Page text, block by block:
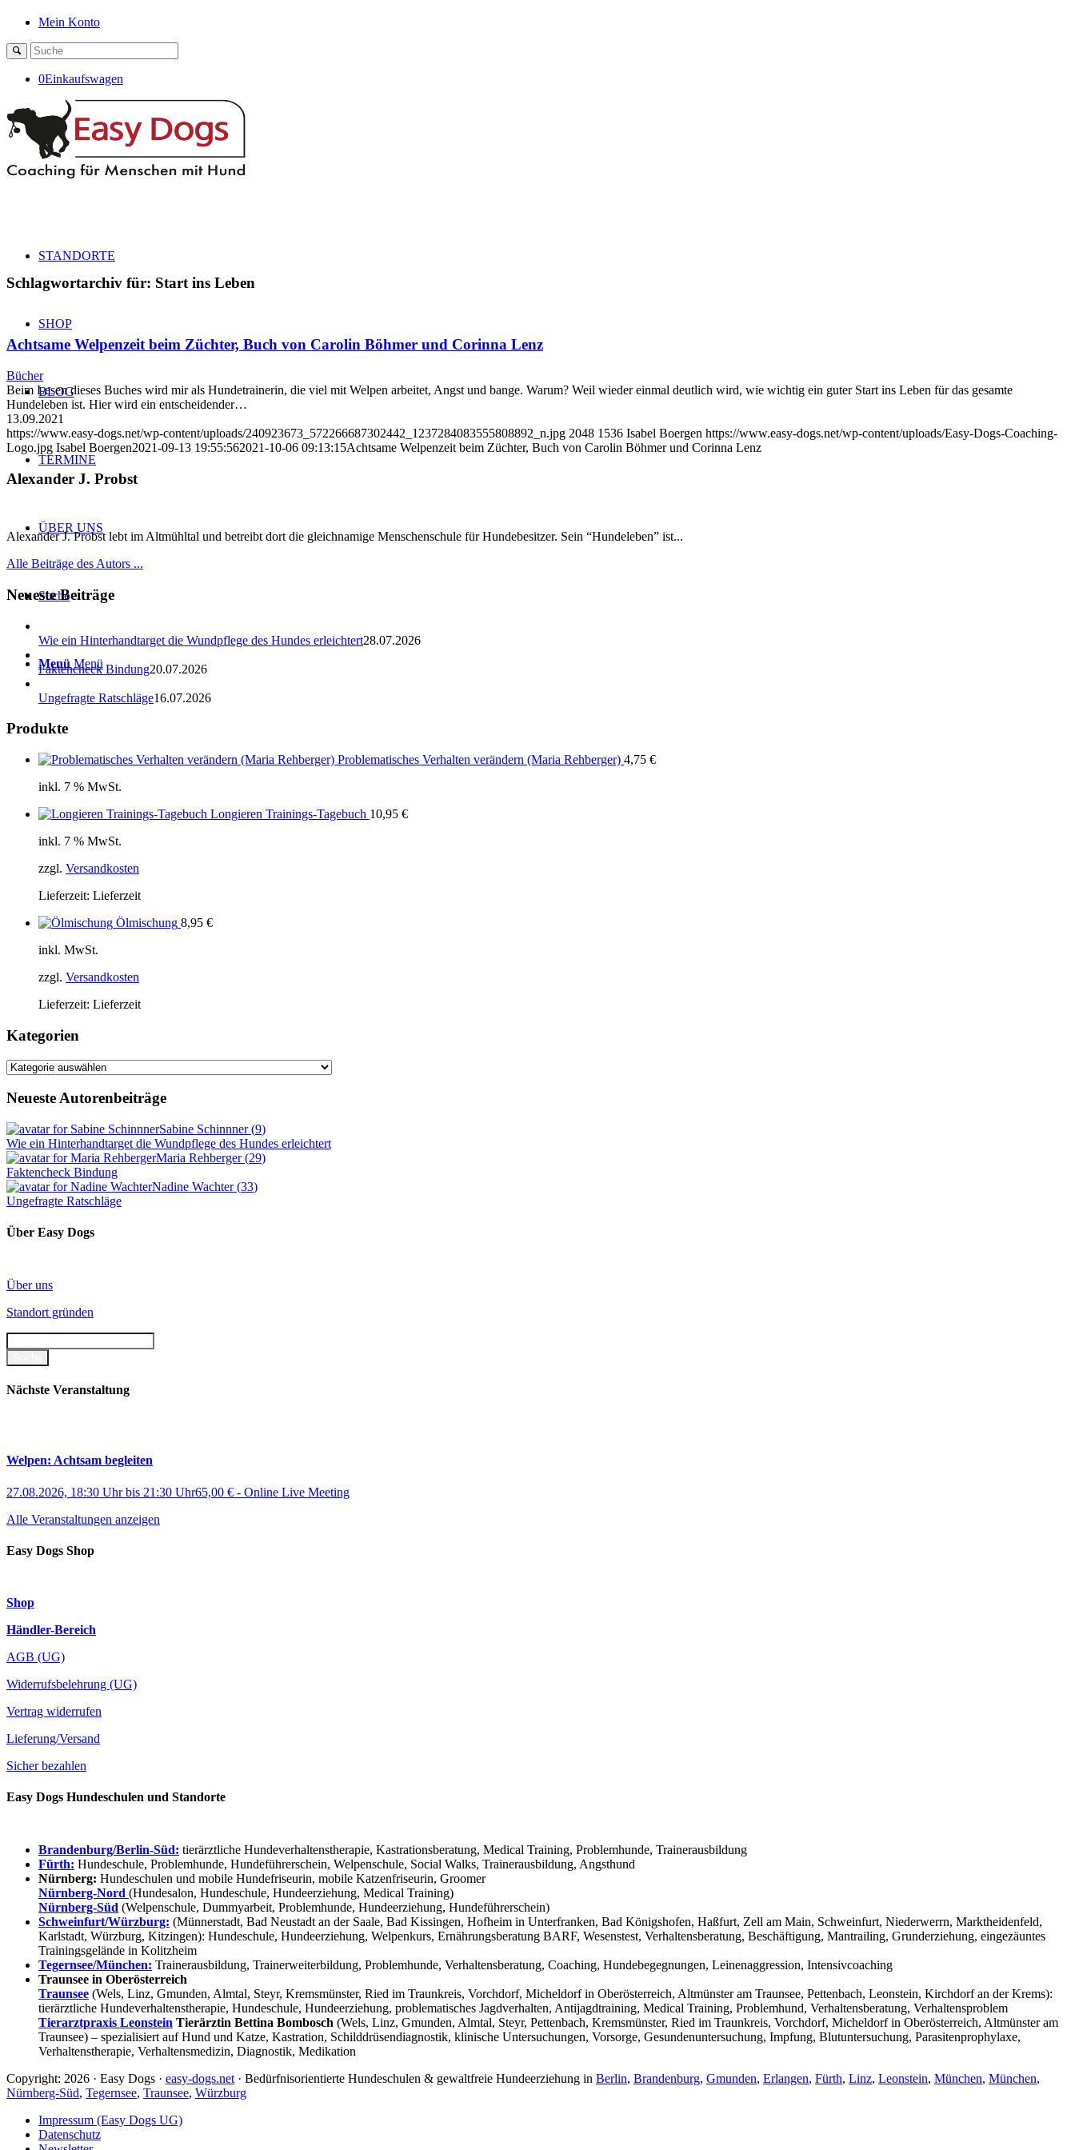
Mein Konto
0Einkaufswagen
STANDORTE
SHOP
BLOG
TERMINE
ÜBER UNS
Suche
Menü Menü
Schlagwortarchiv für: Start ins Leben
Achtsame Welpenzeit beim Züchter, Buch von Carolin Böhmer und Corinna Lenz
Bücher
Beim Lesen dieses Buches wird mir als Hundetrainerin, die viel mit Welpen arbeitet, Angst und bange. Warum? Weil wieder einmal deutlich wird, wie wichtig ein guter Start ins Leben für das gesamte
Hundeleben ist. Hier wird ein entscheidender…
13.09.2021
https://www.easy-dogs.net/wp-content/uploads/240923673_572266687302442_1237284083555808892_n.jpg 2048 1536 Isabel Boergen https://www.easy-dogs.net/wp-content/uploads/Easy-Dogs-Coaching-
Logo.jpg Isabel Boergen2021-09-13 19:55:562021-10-06 09:13:15Achtsame Welpenzeit beim Züchter, Buch von Carolin Böhmer und Corinna Lenz
Alexander J. Probst
Alexander J. Probst lebt im Altmühltal und betreibt dort die gleichnamige Menschenschule für Hundebesitzer. Sein “Hundeleben” ist...
Alle Beiträge des Autors ...
Neueste Beiträge
Wie ein Hinterhandtarget die Wundpflege des Hundes erleichtert28.07.2026
Faktencheck Bindung20.07.2026
Ungefragte Ratschläge16.07.2026
Produkte
Problematisches Verhalten verändern (Maria Rehberger) 4,75 €
inkl. 7 % MwSt.
Longieren Trainings-Tagebuch 10,95 €
inkl. 7 % MwSt.
zzgl. Versandkosten
Lieferzeit: Lieferzeit
Ölmischung 8,95 €
inkl. MwSt.
zzgl. Versandkosten
Lieferzeit: Lieferzeit
Kategorien
Kategorien
Neueste Autorenbeiträge
Sabine Schinnner(9)
Wie ein Hinterhandtarget die Wundpflege des Hundes erleichtert
Maria Rehberger(29)
Faktencheck Bindung
Nadine Wachter(33)
Ungefragte Ratschläge
Über Easy Dogs
Über uns
Standort gründen
Nächste Veranstaltung
Welpen: Achtsam begleiten
27.08.2026, 18:30 Uhrbis 21:30 Uhr65,00 € - Online Live Meeting
Alle Veranstaltungen anzeigen
Easy Dogs Shop
Shop
Händler-Bereich
AGB (UG)
Widerrufsbelehrung (UG)
Vertrag widerrufen
Lieferung/Versand
Sicher bezahlen
Easy Dogs Hundeschulen und Standorte
Brandenburg/Berlin-Süd: tierärztliche Hundeverhaltenstherapie, Kastrationsberatung, Medical Training, Problemhunde, Trainerausbildung
Fürth: Hundeschule, Problemhunde, Hundeführerschein, Welpenschule, Social Walks, Trainerausbildung, Angsthund
Nürnberg: Hundeschulen und mobile Hundefriseurin, mobile Katzenfriseurin, Groomer
Nürnberg-Nord (Hundesalon, Hundeschule, Hundeerziehung, Medical Training)
Nürnberg-Süd (Welpenschule, Dummyarbeit, Problemhunde, Hundeerziehung, Hundeführerschein)
Schweinfurt/Würzburg: (Münnerstadt, Bad Neustadt an der Saale, Bad Kissingen, Hofheim in Unterfranken, Bad Königshofen, Haßfurt, Zell am Main, Schweinfurt, Niederwerrn, Marktheidenfeld,
Karlstadt, Würzburg, Kitzingen): Hundeschule, Hundeerziehung, Welpenkurs, Ernährungsberatung BARF, Wesenstest, Verhaltensberatung, Beschäftigung, Mantrailing, Grunderziehung, eingezäuntes
Trainingsgelände in Kolitzheim
Tegernsee/München: Trainerausbildung, Trainerweiterbildung, Problemhunde, Verhaltensberatung, Coaching, Hundebegegnungen, Leinenaggression, Intensivcoaching
Traunsee in Oberösterreich
Traunsee (Wels, Linz, Gmunden, Almtal, Steyr, Kremsmünster, Ried im Traunkreis, Vorchdorf, Micheldorf in Oberösterreich, Altmünster am Traunsee, Pettenbach, Leonstein, Kirchdorf an der Krems):
tierärztliche Hundeverhaltenstherapie, Hundeschule, Hundeerziehung, problematisches Jagdverhalten, Antijagdtraining, Medical Training, Problemhund, Verhaltensberatung, Verhaltensproblem
Tierarztpraxis Leonstein Tierärztin Bettina Bombosch (Wels, Linz, Gmunden, Almtal, Steyr, Pettenbach, Kremsmünster, Ried im Traunkreis, Vorchdorf, Micheldorf in Oberösterreich, Altmünster am
Traunsee) – spezialisiert auf Hund und Katze, Kastration, Schilddrüsendiagnostik, klinische Untersuchungen, Vorsorge, Gesundenuntersuchung, Impfung, Blutuntersuchung, Parasitenprophylaxe,
Verhaltenstherapie, Verhaltensmedizin, Diagnostik, Medikation
Copyright: 2026 · Easy Dogs · easy-dogs.net · Bedürfnisorientierte Hundeschulen & gewaltfreie Hundeerziehung in Berlin, Brandenburg, Gmunden, Erlangen, Fürth, Linz, Leonstein, München, München,
Nürnberg-Süd, Tegernsee, Traunsee, Würzburg
Impressum (Easy Dogs UG)
Datenschutz